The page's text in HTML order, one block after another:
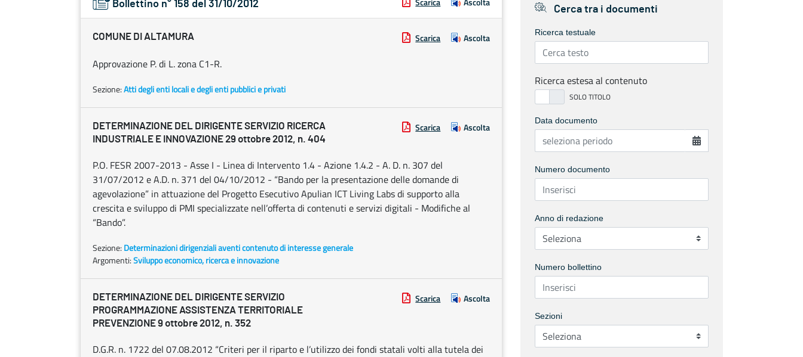
Bollettino n° 158 del 31/10/2012
COMUNE DI ALTAMURA Scarica Ascolta
Approvazione P. di L. zona C1-R.
Sezione:Atti degli enti locali e degli enti pubblici e privati
DETERMINAZIONE DEL DIRIGENTE SERVIZIO RICERCA
INDUSTRIALE E INNOVAZIONE 29 ottobre 2012, n. 404
Scarica Ascolta
P.O. FESR 2007-2013 - Asse I - Linea di Intervento 1.4 - Azione 1.4.2 - A. D. n. 307 del
31/07/2012 e A.D. n. 371 del 04/10/2012 - “Bando per la presentazione delle domande di
agevolazione” in attuazione del Progetto Esecutivo Apulian ICT Living Labs di supporto alla
crescita e sviluppo di PMI specializzate nell’offerta di contenuti e servizi digitali - Modifiche al
“Bando”.
Sezione: Determinazioni dirigenziali aventi contenuto di interesse generale
Argomenti:Sviluppo economico, ricerca e innovazione
DETERMINAZIONE DEL DIRIGENTE SERVIZIO
PROGRAMMAZIONE ASSISTENZA TERRITORIALE
PREVENZIONE 9 ottobre 2012, n. 352
Scarica Ascolta
D.G.R. n. 1722 del 07.08.2012 “Criteri per il riparto e l’utilizzo dei fondi statali volti alla tutela dei
Cerca tra i documenti
Ricerca testuale
Ricerca estesa al contenuto
Data documento
Numero documento
Anno di redazione
Numero bollettino
Sezioni